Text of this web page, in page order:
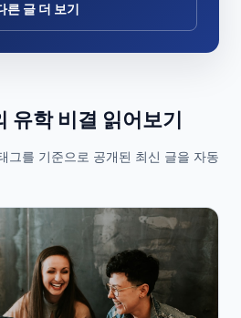
른 글 더 보기
학 비결 읽어보기
그를 기준으로 공개된 최신 글을 자동